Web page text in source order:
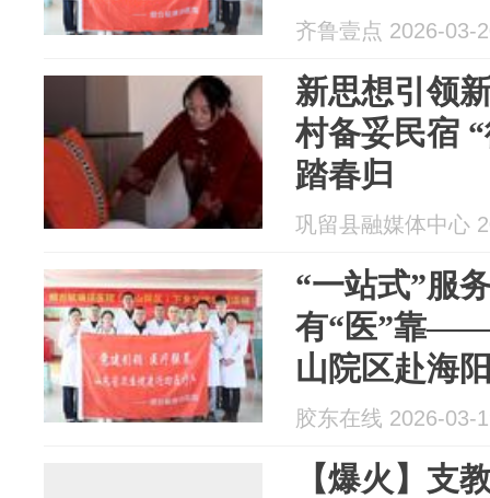
齐鲁壹点 2026-03-
新思想引领
村备妥民宿
踏春归
巩留县融媒体中心
“一站式”服
有“医”靠——
山院区赴海
诊
胶东在线 2026-03-
【爆火】支